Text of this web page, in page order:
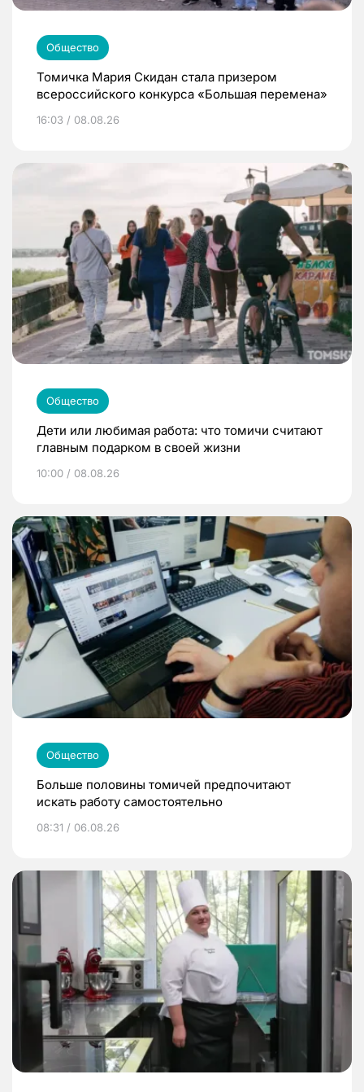
Общество
Томичка Мария Скидан стала призером
всероссийского конкурса «Большая перемена»
16:03 / 08.08.26
Общество
Дети или любимая работа: что томичи считают
главным подарком в своей жизни
10:00 / 08.08.26
Общество
Больше половины томичей предпочитают
искать работу самостоятельно
08:31 / 06.08.26